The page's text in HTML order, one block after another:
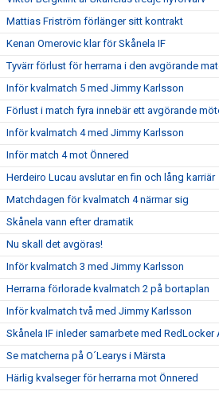
Mattias Friström förlänger sitt kontrakt
Kenan Omerovic klar för Skånela IF
Tyvärr förlust för herrarna i den avgörande
Inför kvalmatch 5 med Jimmy Karlsson
Förlust i match fyra innebär ett avgörande
Inför kvalmatch 4 med Jimmy Karlsson
Inför match 4 mot Önnered
Herdeiro Lucau avslutar en fin och lång karriär
Matchdagen för kvalmatch 4 närmar sig
Skånela vann efter dramatik
Nu skall det avgöras!
Inför kvalmatch 3 med Jimmy Karlsson
Herrarna förlorade kvalmatch 2 på bortaplan
Inför kvalmatch två med Jimmy Karlsson
Skånela IF inleder samarbete med RedLocker
Se matcherna på O´Learys i Märsta
Härlig kvalseger för herrarna mot Önnered